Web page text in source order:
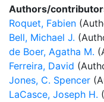
Authors/
Roquet, Fabien
Bell, Michael J.
de Boer, Agatha M.
Ferreira, David
Jones, C. Spencer
LaCasce, Joseph H.